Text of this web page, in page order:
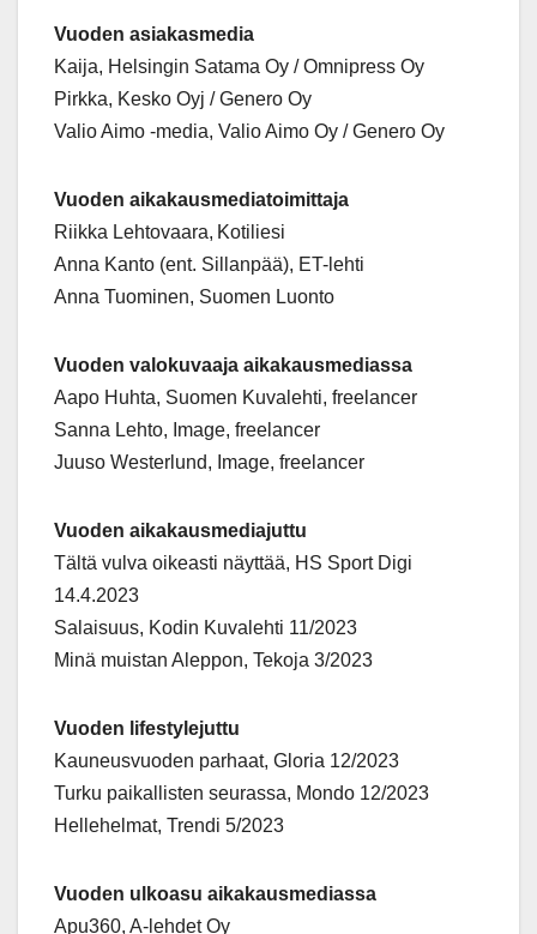
Vuoden asiakasmedia
Kaija, Helsingin Satama Oy / Omnipress Oy
Pirkka, Kesko Oyj / Genero Oy
Valio Aimo -media, Valio Aimo Oy / Genero Oy
Vuoden aikakausmediatoimittaja
Riikka Lehtovaara, Kotiliesi
Anna Kanto (ent. Sillanpää), ET-lehti
Anna Tuominen, Suomen Luonto
Vuoden valokuvaaja aikakausmediassa
Aapo Huhta, Suomen Kuvalehti, freelancer
Sanna Lehto, Image, freelancer
Juuso Westerlund, Image, freelancer
Vuoden aikakausmediajuttu
Tältä vulva oikeasti näyttää, HS Sport Digi
14.4.2023
Salaisuus, Kodin Kuvalehti 11/2023
Minä muistan Aleppon, Tekoja 3/2023
Vuoden lifestylejuttu
Kauneusvuoden parhaat, Gloria 12/2023
Turku paikallisten seurassa, Mondo 12/2023
Hellehelmat, Trendi 5/2023
Vuoden ulkoasu aikakausmediassa
Apu360, A-lehdet Oy